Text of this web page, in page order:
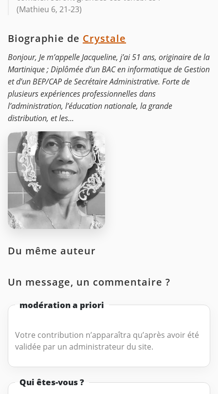
(Mathieu 6, 21-23)
Biographie de Crystale
Bonjour, Je m’appelle Jacqueline, j’ai 51 ans, originaire de la
Martinique ; Diplômée d’un BAC en informatique de Gestion
et d’un BEP/CAP de Secrétaire Administrative. Forte de
plusieurs expériences professionnelles dans
l’administration, l’éducation nationale, la grande
distribution, et les...
Du même auteur
Un message, un commentaire ?
modération a priori
Votre contribution n’apparaîtra qu’après avoir été
validée par un administrateur du site.
Qui êtes-vous ?